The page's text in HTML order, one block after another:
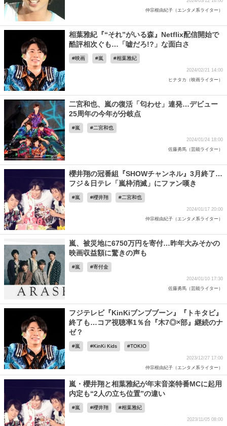
仲宗根由紀子（エンタメ系ライター）
相葉雅紀『“それ”がいる森』Netflix配信開始で
酷評相次ぐも…「嘘だろ!?」な面白さ
映画 嵐 相葉雅紀
2024/02/21 14:00
ヒナタカ（映画ライター）
二宮和也、嵐の復活「匂わせ」連発…デビュー
25周年の今年が分岐点
嵐 二宮和也
2024/01/24 18:00
佐藤勇馬（芸能ライター）
櫻井翔の冠番組『SHOWチャンネル』3月終了…
フジ＆日テレ「嵐枠消滅」にファン嘆き
嵐 櫻井翔 二宮和也
2024/01/17 20:00
仲宗根由紀子（エンタメ系ライター）
嵐、被災地に6750万円を寄付…昨年大みそかの
映画収益額に驚きの声も
嵐 寄付金
2024/01/10 17:30
佐藤勇馬（芸能ライター）
フジテレビ『KinKiブンブブーン』『トキタビ』
終了も…コア視聴率1％台『木7◎×部』継続のナ
ゼ？
嵐 KinKi Kids TOKIO
2023/12/27 17:00
仲宗根由紀子（エンタメ系ライター）
嵐・櫻井翔と相葉雅紀が年末音楽特番MCに起用
内定も“2人の立ち位置”の違い
嵐 櫻井翔 相葉雅紀
2023/11/05 08:00